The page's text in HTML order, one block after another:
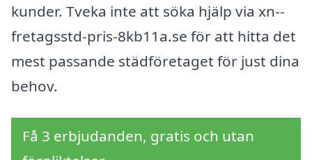
kunder. Tveka inte att söka hjälp via xn--
fretagsstd-pris-8kb11a.se för att hitta det
mest passande städföretaget för just dina
behov.
Få 3 erbjudanden, gratis och utan